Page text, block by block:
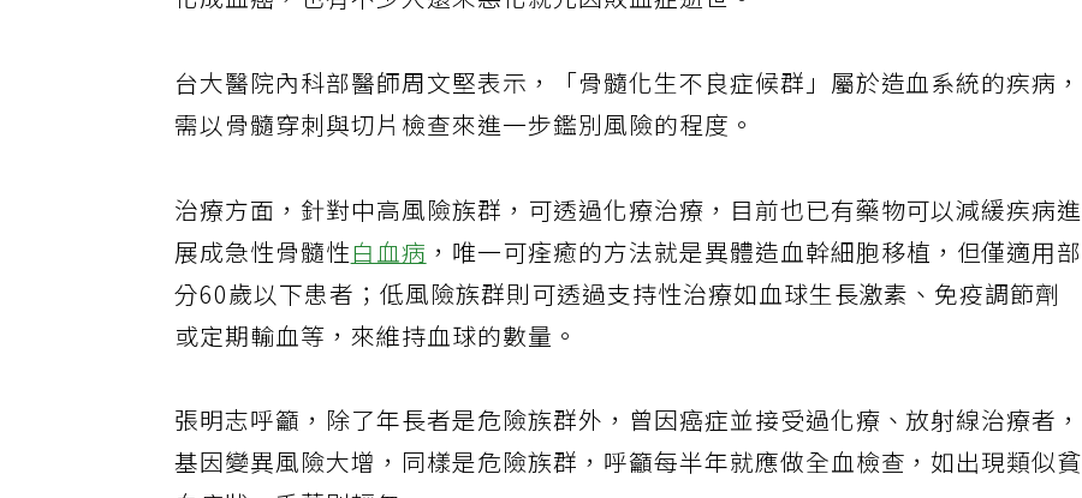
化成血癌，也有不少人還未惡化就先因敗血症逝世。
台大醫院內科部醫師周文堅表示，「骨髓化生不良症候群」屬於造血系統的疾病，
需以骨髓穿刺與切片檢查來進一步鑑別風險的程度。
治療方面，針對中高風險族群，可透過化療治療，目前也已有藥物可以減緩疾病進
展成急性骨髓性白血病 ，唯一可痊癒的方法就是異體造血幹細胞移植，但僅適用部
分60歲以下患者；低風險族群則可透過支持性治療如血球生長激素、免疫調節劑
或定期輸血等，來維持血球的數量。
張明志呼籲，除了年長者是危險族群外，曾因癌症並接受過化療、放射線治療者，
基因變異風險大增，同樣是危險族群，呼籲每半年就應做全血檢查，如出現類似貧